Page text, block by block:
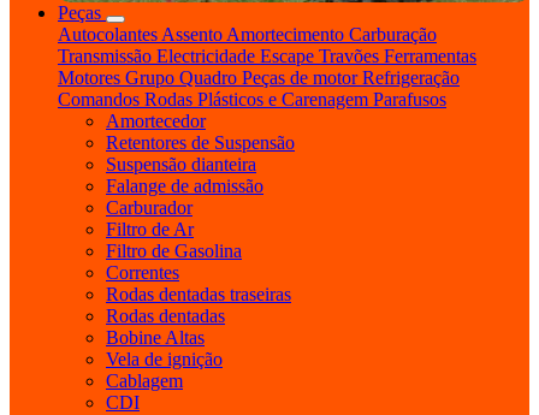
Peças
Autocolantes Assento Amortecimento Carburação
Transmissão Electricidade Escape Travões Ferramentas
Motores Grupo Quadro Peças de motorRefrigeração
Comandos Rodas Plásticos e Carenagem Parafusos
Amortecedor
Retentores de Suspensão
Suspensão dianteira
Falange de admissão
Carburador
Filtro de Ar
Filtro de Gasolina
Correntes
Rodas dentadas traseiras
Rodas dentadas
Bobine Altas
Vela de ignição
Cablagem
CDI